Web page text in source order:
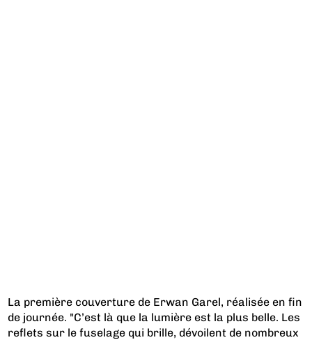
La première couverture de Erwan Garel, réalisée en fin
de journée. "C’est là que la lumière est la plus belle. Les
reflets sur le fuselage qui brille, dévoilent de nombreux